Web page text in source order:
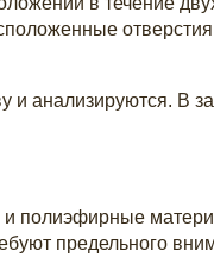
и анализируются. В
полиэфирные
предельного